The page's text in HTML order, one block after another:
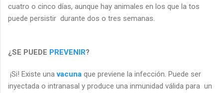
cuatro o cinco días, aunque hay animales en los que la tos
puede persistir durante dos o tres semanas.
¿SE PUEDE PREVENIR?
¡Si! Existe una vacuna que previene la infección. Puede ser
inyectada o intranasal y produce una inmunidad válida para un